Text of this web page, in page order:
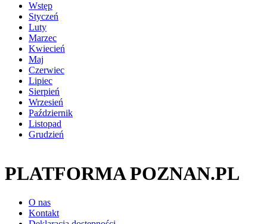
Wstęp
Styczeń
Luty
Marzec
Kwiecień
Maj
Czerwiec
Lipiec
Sierpień
Wrzesień
Październik
Listopad
Grudzień
PLATFORMA POZNAN.PL
O nas
Kontakt